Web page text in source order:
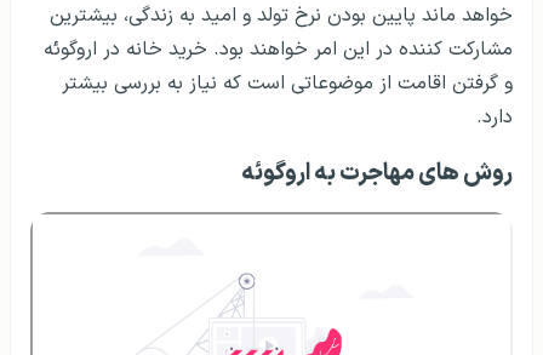
خواهد ماند پایین بودن نرخ تولد و امید به زندگی، بیشترین
مشارکت کننده در این امر خواهند بود. خرید خانه در اروگوئه
و گرفتن اقامت از موضوعاتی است که نیاز به بررسی بیشتر
دارد.
روش های مهاجرت به اروگوئه